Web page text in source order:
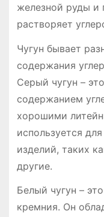
железной руды и
растворяет
Чугун бывает
содержания
Серый чугун –
содержанием
хорошими
используется
изделий, таких
другие.
Белый чугун –
кремния. Он